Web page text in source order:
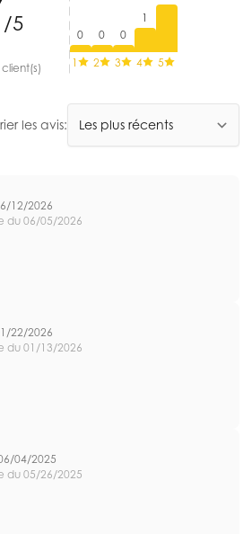
/5
client(s)
0
1
0
2
0
3
1
4 5
les avis:
12/2026
du 06/05/2026
22/2026
du 01/13/2026
04/2025
du 05/26/2025